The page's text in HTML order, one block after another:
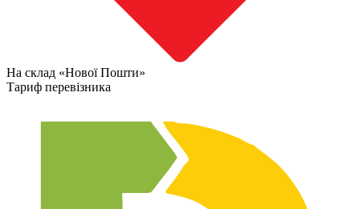
На склад «Нової Пошти»
Тариф перевізника